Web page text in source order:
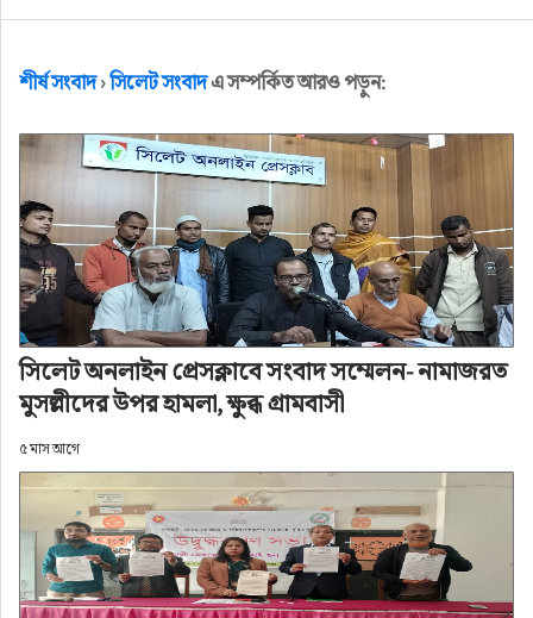
শিক্ষা ক্ষেত্রে অসামান্য অবদান রাখায় সিলেট নগরীর ১০
নং ওয়ার্ডের বৃহত্তর ঘাসিটুলা সরকারি প্রাথমিক বিদ্যালয়ের
প্রাক্তন প্রধান শিক্ষক মাহতাব উদ্দিনকে সংবর্ধনা প্রদান করা
হয়। গত শুক্রবার বিকাল ৫টায় ঘাসিটুলা বেতের বাজার,
নদীর পাড় সংলগ্ন মাঠে, এই সংবর্ধনার আয়োজন করে
শীর্ষ সংবাদ›সিলেট সংবাদএ সম্পর্কিত আরও পড়ুন:
সিলেট অনলাইন প্রেসক্লাবে সংবাদ সম্মেলন- নামাজরত
মুসল্লীদের উপর হামলা, ক্ষুব্ধ গ্রামবাসী
৫ মাস আগে